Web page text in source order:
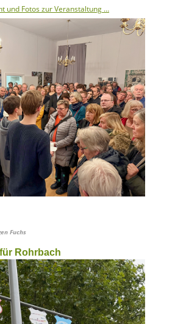
und Fotos zur Veranstaltung …
Fuchs
Rohrbach